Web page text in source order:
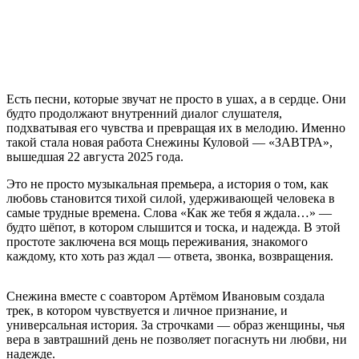
Есть песни, которые звучат не просто в ушах, а в сердце. Они
будто продолжают внутренний диалог слушателя,
подхватывая его чувства и превращая их в мелодию. Именно
такой стала новая работа Снежины Куловой — «ЗАВТРА»,
вышедшая 22 августа 2025 года.
Это не просто музыкальная премьера, а история о том, как
любовь становится тихой силой, удерживающей человека в
самые трудные времена. Слова «Как же тебя я ждала…» —
будто шёпот, в котором слышится и тоска, и надежда. В этой
простоте заключена вся мощь переживания, знакомого
каждому, кто хоть раз ждал — ответа, звонка, возвращения.
Снежина вместе с соавтором Артёмом Ивановым создала
трек, в котором чувствуется и личное признание, и
универсальная история. За строчками — образ женщины, чья
вера в завтрашний день не позволяет погаснуть ни любви, ни
надежде.